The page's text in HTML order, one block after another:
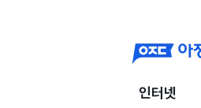
인터넷